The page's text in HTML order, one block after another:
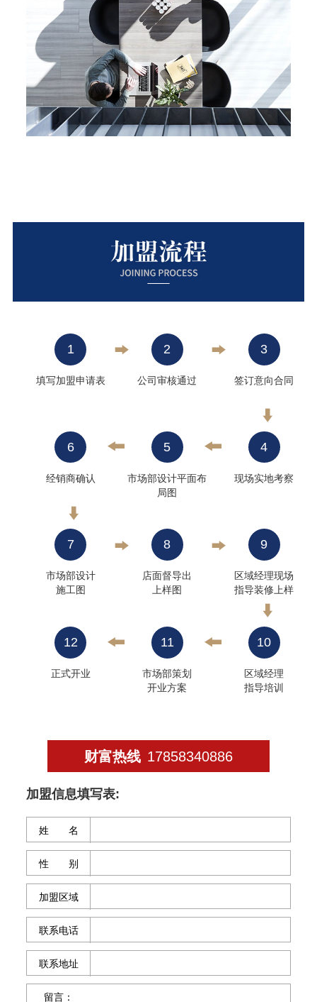
1
填写加盟申请表
2
公司审核通过
3
签订意向合同
6
经销商确认
5
市场部设计平面布
局图
4
现场实地考察
7
市场部设计
施工图
8
店面督导出
上样图
9
区域经理现场
指导装修上样
12
正式开业
11
市场部策划
开业方案
10
区域经理
指导培训
财富热线 17858340886
加盟信息填写表:
姓 名
性 别
加盟区域
联系电话
联系地址
留言：